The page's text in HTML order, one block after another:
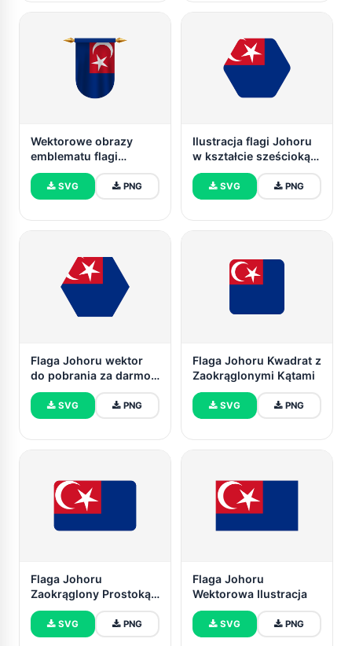
Wektorowe obrazy
emblematu flagi
Johoru
SVG PNG
Ilustracja flagi Johoru
w kształcie sześciokąta
z zaokrąglonymi
rogamiSVG PNG
Flaga Johoru wektor
do pobrania za darmo |
SVG i PNG
SVG PNG
Flaga Johoru Kwadrat z
Zaokrąglonymi Kątami
SVG PNG
Flaga Johoru
Zaokrąglony Prostokąt
Wektorowa Ilustracja
SVG PNG
Flaga Johoru
Wektorowa Ilustracja
SVG PNG